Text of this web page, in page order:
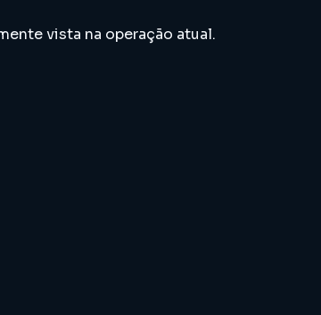
vista na operação atual.